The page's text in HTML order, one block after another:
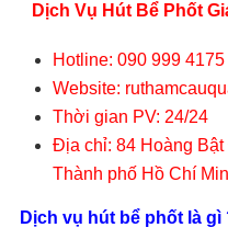
Dịch Vụ Hút Bể Phốt
Hotline: 090 999 4175
Website:
Thời gian PV: 24/24
Địa chỉ: 84 Hoàng
Thành phố Hồ Chí
Dịch vụ hút bể phốt là gì